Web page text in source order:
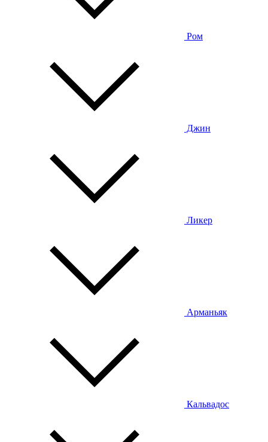
Ром
Джин
Ликер
Арманьяк
Кальвадос